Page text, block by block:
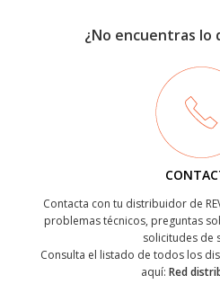
¿No encuentras lo
Contacta con tu distribuidor de
problemas técnicos, preguntas
solicitudes de
Consulta el listado de todos los
aquí: Red